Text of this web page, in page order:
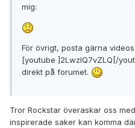
mig:
För övrigt, posta gärna
[youtube ]2LwzlQ7vZLQ[/
direkt på forumet.
Tror Rockstar överaskar oss
inspirerade saker kan komma